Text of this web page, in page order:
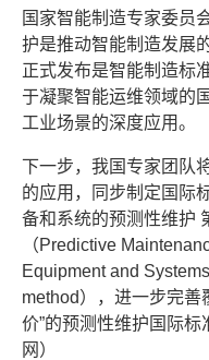
国家智能制造专家委员
护是推动智能制造发展
正式发布是智能制造标
于凝聚智能运维领域的
工业场景的深度应用。
下一步，我国专家团队
的应用，同步制定国际
备和系统的预测性维护
（Predictive
Equipment and
method），进一步完善
价”的预测性维护国际
网）